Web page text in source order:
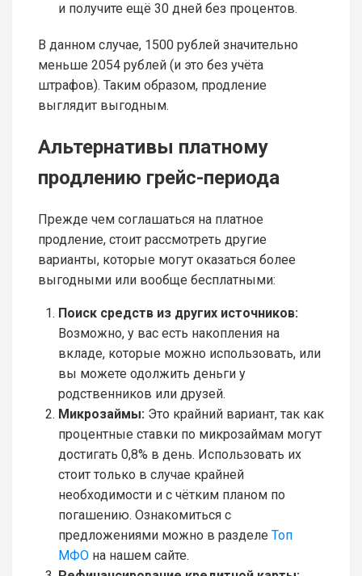
и получите ещё 30 дней без процентов.
В данном случае, 1500 рублей значительно
меньше 2054 рублей (и это без учёта
штрафов). Таким образом, продление
выглядит выгодным.
Альтернативы платному
продлению грейс-периода
Прежде чем соглашаться на платное
продление, стоит рассмотреть другие
варианты, которые могут оказаться более
выгодными или вообще бесплатными:
Поиск средств из других источников:
Возможно, у вас есть накопления на
вкладе, которые можно использовать, или
вы можете одолжить деньги у
родственников или друзей.
Микрозаймы: Это крайний вариант, так как
процентные ставки по микрозаймам могут
достигать 0,8% в день. Использовать их
стоит только в случае крайней
необходимости и с чётким планом по
погашению. Ознакомиться с
предложениями можно в разделе Топ
МФО на нашем сайте.